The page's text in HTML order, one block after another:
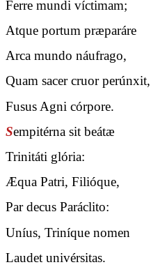
Ferre mundi víctimam;
Atque portum præparáre
Arca mundo náufrago,
Quam sacer cruor perúnxit,
Fusus Agni córpore.
Sempitérna sit beátæ
Trinitáti glória:
Æqua Patri, Filióque,
Par decus Paráclito:
Uníus, Triníque nomen
Laudet univérsitas.